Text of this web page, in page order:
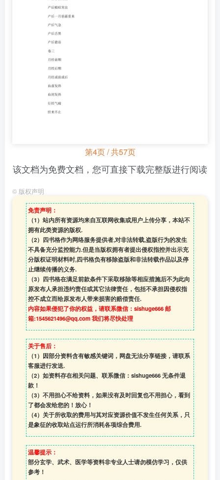
第4页 / 共57页
该文档为免费文档，您可直接下载完整版进行阅读
© 版权声明
免责声明：
（1）站内所有资源均来自互联网收集或用户上传分享，本站不
拥有此类资源的版权.
（2）四书格作为网络服务提供者,对非法转载,盗版行为的发生
不具备充分监控能力.但是当版权拥有者提出侵权指控并出示充
分版权证明材料时,四书格负有移除盗版和非法转载作品以及停
止继续传播的义务.
（3）四书格在满足前款条件下采取移除等相应措施后不为此向
原发布人承担违约责任或其它法律责任，包括不承担因侵权指
控不成立而给原发布人带来损害的赔偿责任.
内容如果侵犯了你的权益，请联系微信：sishuge666 邮
箱:1545621496@qq.com 我们将尽快处理
关于售后：
（1）因部分资料含有敏感关键词，网盘无法分享链接，请联系
客服进行发送.
（2）如资料存在相关问题、联系微信：sishuge666 无条件退
款！
（3） 不用担心不给资料，如果没有及时回复也不用担心，看到
了都会发给您的！放心！
（4） 关于所收取的费用与其对应资源价值不发生任何关系，只
是象征的收取站点运行所消耗各项综合费用.
温馨提示：
部分玄学、武术、医学等资料非专业人士请勿模仿学习，仅供
参考！